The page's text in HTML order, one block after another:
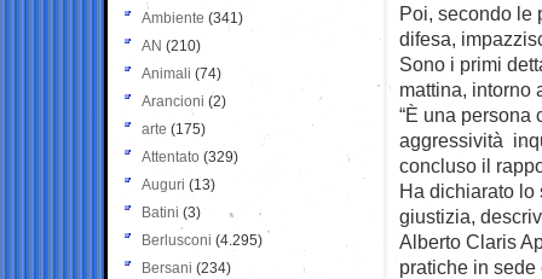
Poi, secondo le
difesa,
Sono i primi
mattina, intorno
“È una persona
aggressività
concluso il
Ha dichiarato lo
giustizia,
Alberto Claris
pratiche in sede
Ambiente (341)
AN (210)
Animali (74)
Arancioni (2)
arte (175)
Attentato (329)
Auguri (13)
Batini (3)
Berlusconi (4.295)
Bersani (234)